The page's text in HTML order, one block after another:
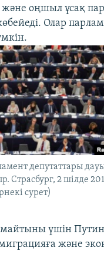
оңшыл ұсақ
Олар
депутаттары
Страсбург, 2 шілде
сурет)
үшін
және